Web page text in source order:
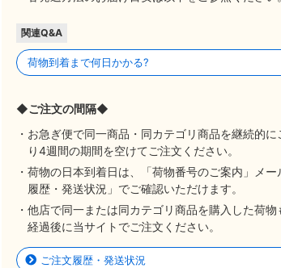
関連Q&A
荷物到着まで何日かかる?
◆ご注文の間隔◆
・お急ぎ便で同一商品・同カテゴリ商品を継続的
り4週間の期間を空けてご注文ください。
・荷物の日本到着日は、「荷物番号のご案内」メ
履歴・発送状況」でご確認いただけます。
・他店で同一または同カテゴリ商品を購入した荷
経過後に当サイトでご注文ください。
ご注文履歴・発送状況